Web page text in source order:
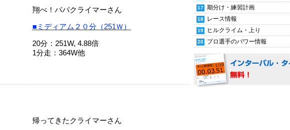
翔べ！パパクライマーさん
■ミディアム２０分（251Ｗ）
20分：251W, 4.88倍
1分走：364W他
帰ってきたクライマーさん
期分け・練習計画
レース情報
ヒルクライム・上り
プロ選手のパワー情報